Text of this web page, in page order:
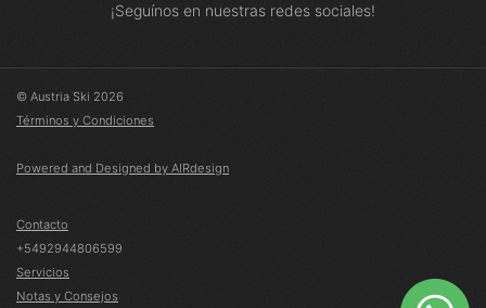
¡Seguínos en nuestras redes sociales!
© Austria Ski 2026
Términos y Condiciones
Powered and Designed by AIRdesign
Contacto
+5492944806599
Servicios
Notas y Consejos